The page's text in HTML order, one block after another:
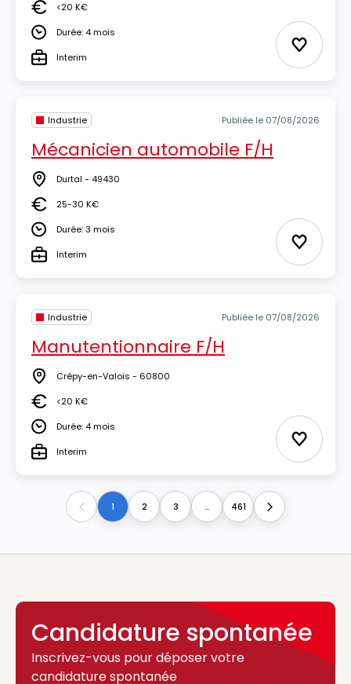
Salaire<20 K€
DuréeDurée: 4 mois
TypeInterim Ajouter
Industrie Publiée le 07/08/2026
Mécanicien automobile F/H
Lieu Durtal - 49430
Salaire25-30 K€
DuréeDurée: 3 mois
TypeInterim Ajouter
Industrie Publiée le 07/08/2026
Manutentionnaire F/H
Lieu Crépy-en-Valois - 60800
Salaire<20 K€
DuréeDurée: 4 mois
TypeInterim Ajouter
Previous1 2 3 ... 461 Next
Candidature spontanée
Inscrivez-vous pour déposer votre
candidature spontanée